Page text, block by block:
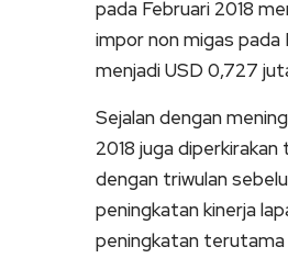
pada Februari 2018
impor non migas pada
menjadi USD 0,727
Sejalan dengan
2018 juga
dengan triwulan
peningkatan kinerja
peningkatan terutama